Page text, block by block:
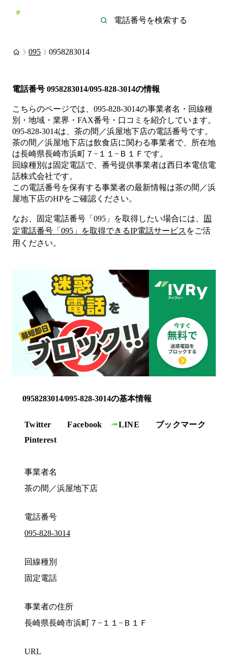
095 0958283014
電話番号 0958283014/095-828-3014の情報
こちらのページでは、 095-828-3014の事業者名・回線種
別・地域・業界・FAX番号・口コミを紹介しています。
095-828-3014は、 茶の間／浜屋地下店の電話番号です。
茶の間／浜屋地下店は飲食店に関わる事業者で、所在地
は長崎県長崎市浜町７−１１−Ｂ１Ｆ です。
回線種別は固定電話で、番号提供事業者は西日本電信電
話株式会社です。
この電話番号を保有する事業者の最新情報は茶の間／浜
屋地下店のHPをご確認ください。
なお、固定電話番号「 095 」を取得したい場合には、
固
定電話番号「 095 」を取得できるIP電話サービス をご活
用ください。
0958283014/095-828-3014の基本情報
Twitter Facebook LINE
ブックマーク
Pinterest
事業者名
茶の間／浜屋地下店
電話番号
095-828-3014
回線種別
固定電話
事業者の住所
長崎県長崎市浜町７−１１−Ｂ１Ｆ
URL